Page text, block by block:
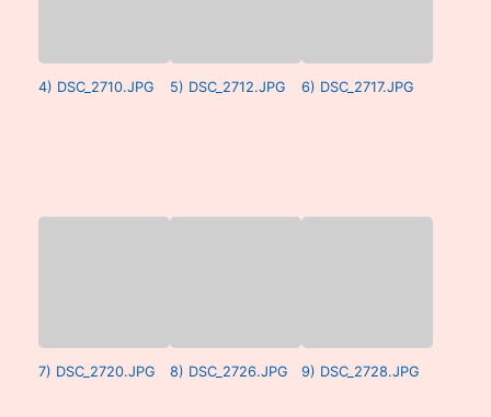
4) DSC_2710.JPG 5) DSC_2712.JPG 6) DSC_2717.JPG
7) DSC_2720.JPG 8) DSC_2726.JPG 9) DSC_2728.JPG